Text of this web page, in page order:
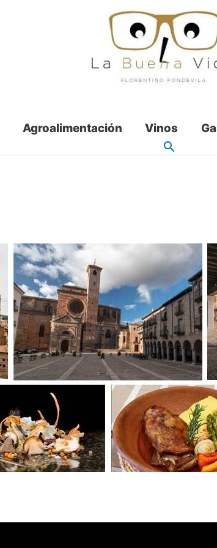
Agroalimentación Vinos